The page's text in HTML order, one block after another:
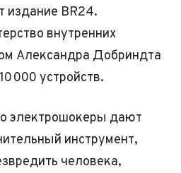
издание BR24.
внутренних
Александра Добриндта
000 устройств.
электрошокеры дают
инструмент,
человека,